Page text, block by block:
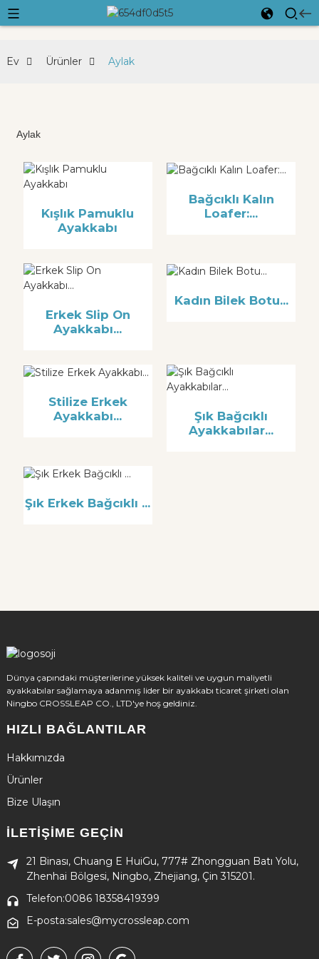
Ev Ürünler Aylak
Aylak
Kışlık Pamuklu
Ayakkabı
Bağcıklı Kalın
Loafer:...
Erkek Slip On
Ayakkabı...
Kadın Bilek Botu...
Stilize Erkek
Ayakkabı...
Şık Bağcıklı
Ayakkabılar...
Şık Erkek Bağcıklı ...
Dünya çapındaki müşterilerine yüksek kaliteli ve uygun maliyetli
ayakkabılar sağlamaya adanmış lider bir ayakkabı ticaret şirketi olan
Ningbo CROSSLEAP CO., LTD'ye hoş geldiniz.
HIZLI BAĞLANTILAR
Hakkımızda
Ürünler
Bize Ulaşın
İLETIŞIME GEÇIN
21 Binası, Chuang E HuiGu, 777# Zhongguan Batı Yolu,
Zhenhai Bölgesi, Ningbo, Zhejiang, Çin 315201.
Telefon:0086 18358419399
E-posta:sales@mycrossleap.com